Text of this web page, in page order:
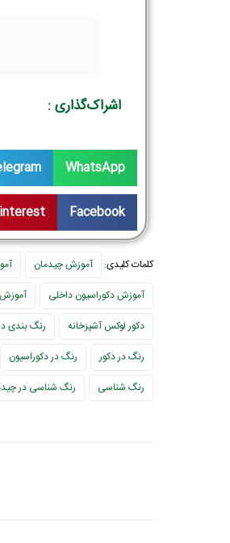
اشراک‌گذاری :
WhatsApp
Facebook
کلمات کلیدی: آموزش چیدمان
آموزش دکوراسیون داخلی
آموزش
دکور لوکس آشپزخانه
رنگ بندی
رنگ در دکور
رنگ در دکوراسیون
رنگ شناسی
رنگ شناسی در